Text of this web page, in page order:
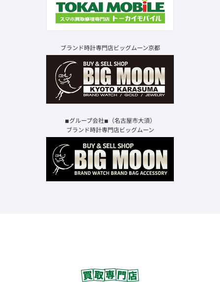
ブランド時計専門店ビッグムーン京都
◾︎グループ会社◾︎（名古屋市大須）
ブランド時計専門店ビッグムーン